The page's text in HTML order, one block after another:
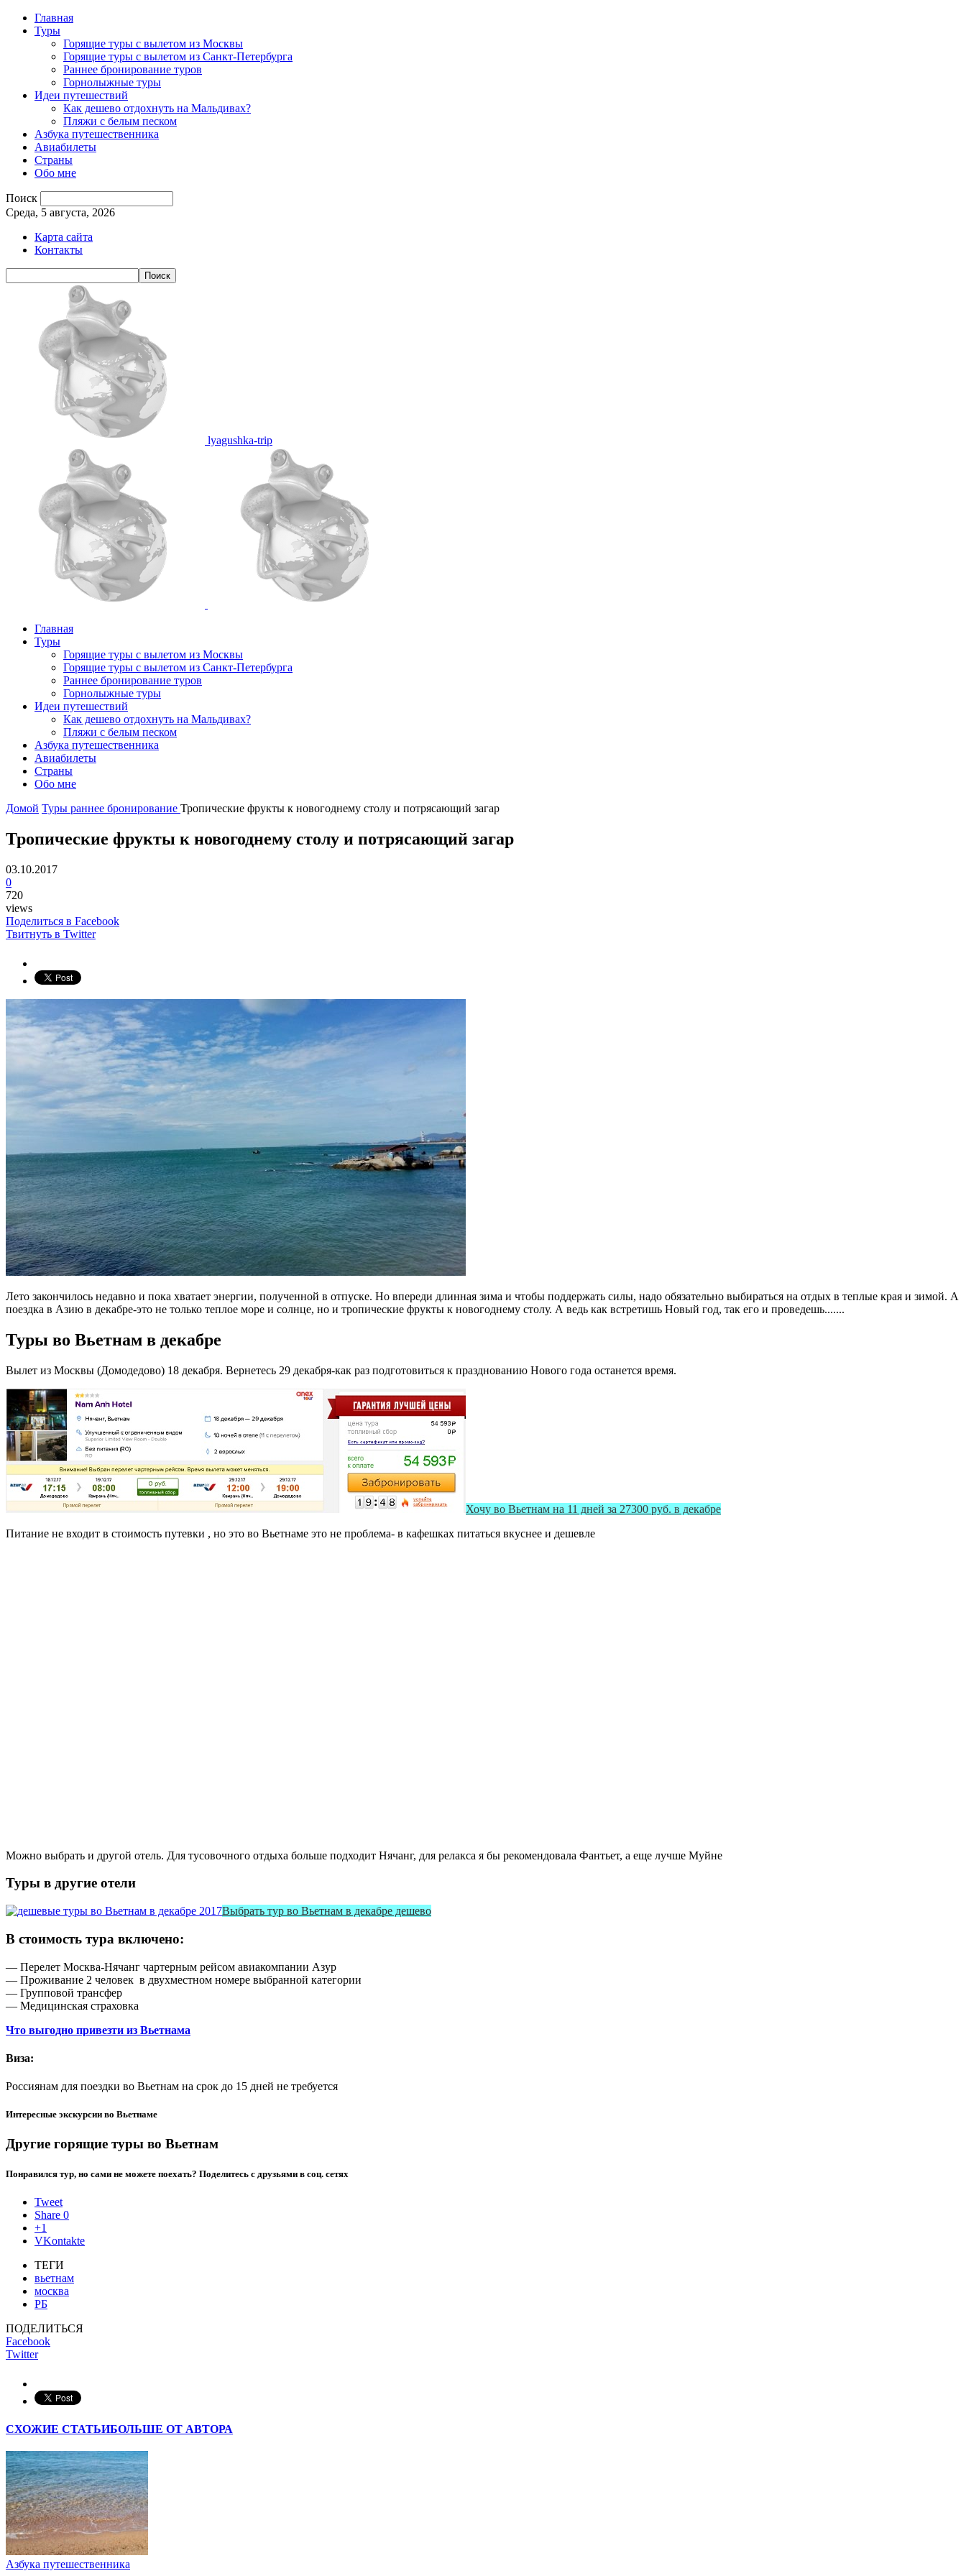
Главная
Туры
Горящие туры с вылетом из Москвы
Горящие туры с вылетом из Санкт-Петербурга
Раннее бронирование туров
Горнолыжные туры
Идеи путешествий
Как дешево отдохнуть на Мальдивах?
Пляжи с белым песком
Азбука путешественника
Авиабилеты
Страны
Обо мне
Поиск
Среда, 5 августа, 2026
Карта сайта
Контакты
lyagushka-trip
Главная
Туры
Горящие туры с вылетом из Москвы
Горящие туры с вылетом из Санкт-Петербурга
Раннее бронирование туров
Горнолыжные туры
Идеи путешествий
Как дешево отдохнуть на Мальдивах?
Пляжи с белым песком
Азбука путешественника
Авиабилеты
Страны
Обо мне
Домой Туры раннее бронирование Тропические фрукты к новогоднему столу и потрясающий загар
Тропические фрукты к новогоднему столу и потрясающий загар
03.10.2017
0
720
views
Поделиться в Facebook
Твитнуть в Twitter
Лето закончилось недавно и пока хватает энергии, полученной в отпуске. Но впереди длинная зима и чтобы поддержать силы, надо обязательно выбираться на отдых в теплые края и зимой. А
поездка в Азию в декабре-это не только теплое море и солнце, но и тропические фрукты к новогоднему столу. А ведь как встретишь Новый год, так его и проведешь.......
Туры во Вьетнам в декабре
Вылет из Москвы (Домодедово) 18 декабря. Вернетесь 29 декабря-как раз подготовиться к празднованию Нового года останется время.
Хочу во Вьетнам на 11 дней за 27300 руб. в декабре
Питание не входит в стоимость путевки , но это во Вьетнаме это не проблема- в кафешках питаться вкуснее и дешевле
Можно выбрать и другой отель. Для тусовочного отдыха больше подходит Нячанг, для релакса я бы рекомендовала Фантьет, а еще лучше Муйне
Туры в другие отели
Выбрать тур во Вьетнам в декабре дешево
В стоимость тура включено:
— Перелет Москва-Нячанг чартерным рейсом авиакомпании Азур
— Проживание 2 человек в двухместном номере выбранной категории
— Групповой трансфер
— Медицинская страховка
Что выгодно привезти из Вьетнама
Виза:
Россиянам для поездки во Вьетнам на срок до 15 дней не требуется
Интересные экскурсии во Вьетнаме
Другие горящие туры во Вьетнам
Понравился тур, но сами не можете поехать? Поделитесь с друзьями в соц. сетях
Tweet
Share 0
+1
VKontakte
ТЕГИ
вьетнам
москва
РБ
ПОДЕЛИТЬСЯ
Facebook
Twitter
СХОЖИЕ СТАТЬИБОЛЬШЕ ОТ АВТОРА
Азбука путешественника